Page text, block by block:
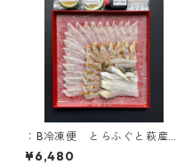
：B冷凍便 とらふぐと萩産ま
ふぐ焼霜の刺身二種盛り
¥6,480